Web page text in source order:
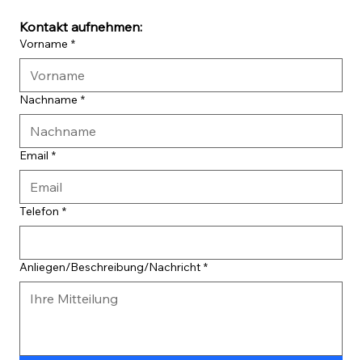
Kontakt aufnehmen:
Vorname *
Nachname *
Email *
Telefon *
Anliegen/Beschreibung/Nachricht *